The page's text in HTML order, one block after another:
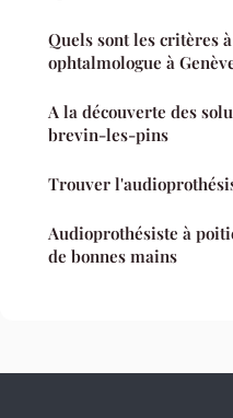
Quels sont les critères
ophtalmologue à
A la découverte des
brevin-les-pins
Trouver
Audioprothésiste à
de bonnes mains